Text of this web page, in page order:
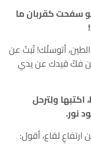
سفحت كقربان ما
أتوسلُك! تُبتُ عن
لكن فكّ قيدك عن يدي
ولِترحل
نور.
لقاع، أقول: